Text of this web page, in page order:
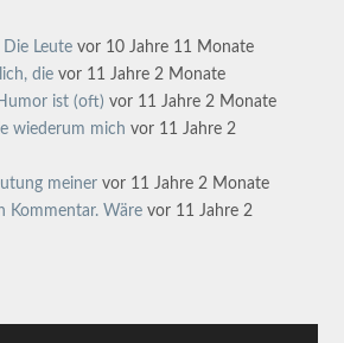
Leute vor 10 Jahre 11 Monate
die vor 11 Jahre 2 Monate
ist (oft) vor 11 Jahre 2 Monate
wiederum mich vor 11 Jahre 2
meiner vor 11 Jahre 2 Monate
Kommentar. Wäre vor 11 Jahre 2